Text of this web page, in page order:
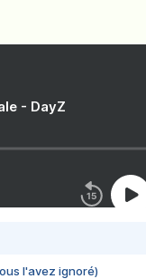
- DayZ
l'avez ignoré)